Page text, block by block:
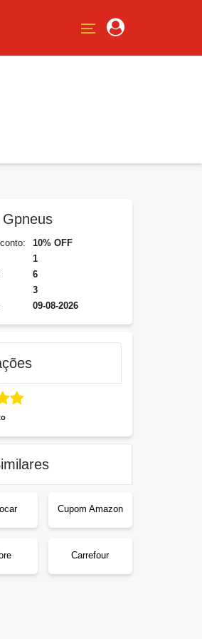
10% OFF
1
6
3
09-08-2026
Cupom Amazon
Carrefour